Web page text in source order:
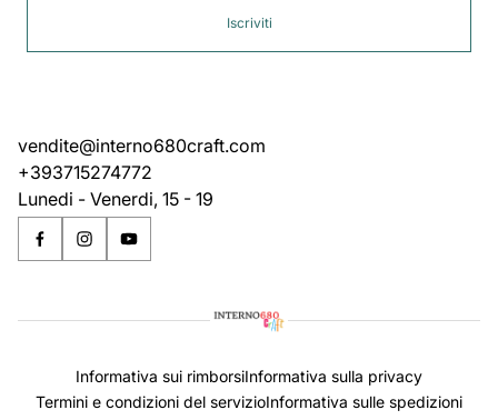
Iscriviti
vendite@interno680craft.com
+393715274772
Lunedi - Venerdi, 15 - 19
Informativa sui rimborsiInformativa sulla privacy
Termini e condizioni del servizioInformativa sulle spedizioni